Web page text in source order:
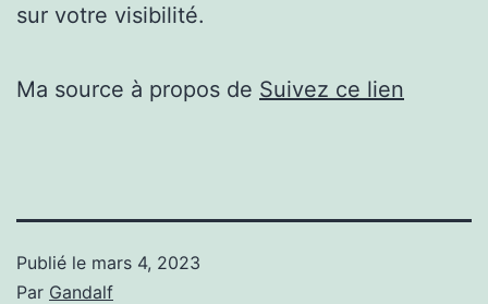
sur votre visibilité.
Ma source à propos de Suivez ce lien
Publié le mars 4, 2023
Par Gandalf